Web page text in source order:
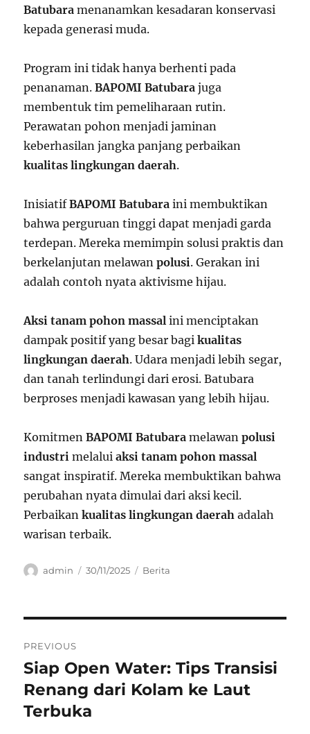
Batubara menanamkan kesadaran konservasi
kepada generasi muda.
Program ini tidak hanya berhenti pada
penanaman.BAPOMI Batubara juga
membentuk tim pemeliharaan rutin.
Perawatan pohon menjadi jaminan
keberhasilan jangka panjang perbaikan
kualitas lingkungan daerah.
InisiatifBAPOMI Batubara ini membuktikan
bahwa perguruan tinggi dapat menjadi garda
terdepan. Mereka memimpin solusi praktis dan
berkelanjutan melawanpolusi. Gerakan ini
adalah contoh nyata aktivisme hijau.
Aksi tanam pohon massal ini menciptakan
dampak positif yang besar bagikualitas
lingkungan daerah. Udara menjadi lebih segar,
dan tanah terlindungi dari erosi. Batubara
berproses menjadi kawasan yang lebih hijau.
KomitmenBAPOMI Batubara melawanpolusi
industri melaluiaksi tanam pohon massal
sangat inspiratif. Mereka membuktikan bahwa
perubahan nyata dimulai dari aksi kecil.
Perbaikankualitas lingkungan daerah adalah
warisan terbaik.
Author
admin
Posted
30/11/2025 Categories
Berita
pos
PREVIOUS
Previous
post:
Siap Open Water: Tips Transisi
Renang dari Kolam ke Laut
Terbuka